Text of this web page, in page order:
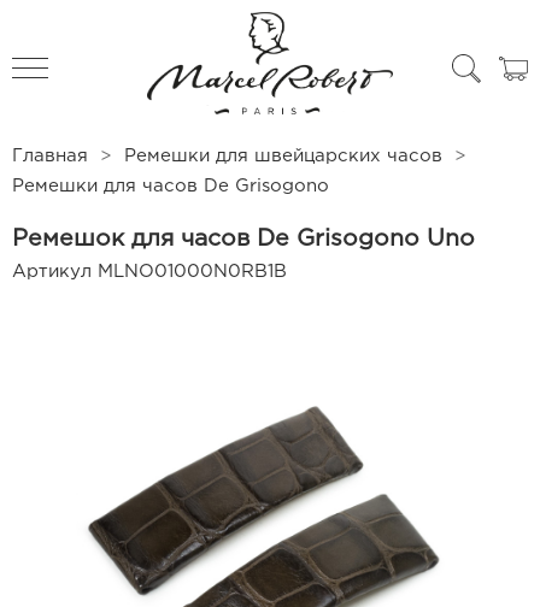
Главная
Ремешки для швейцарских часов
Ремешки для часов De Grisogono
Ремешок для часов De Grisogono Uno
Артикул MLNO01000N0RB1B